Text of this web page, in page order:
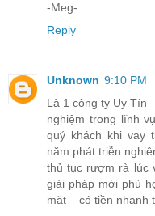
-Meg-
Reply
Unknown 9:10 PM
Là 1 công ty Uy Tín
nghiệm trong lĩnh
quý khách khi vay
năm phát triễn
thủ tục rượm rà lúc
giải pháp mới phù
mặt – có tiền nhanh